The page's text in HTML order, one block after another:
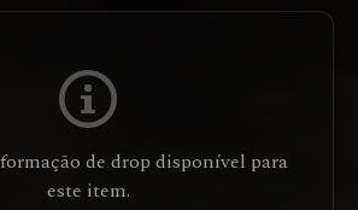
de drop disponível para
este item.